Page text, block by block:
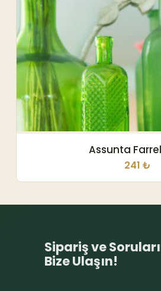
Assunta
241 ₺
Sipariş ve
Bize Ulaşın!